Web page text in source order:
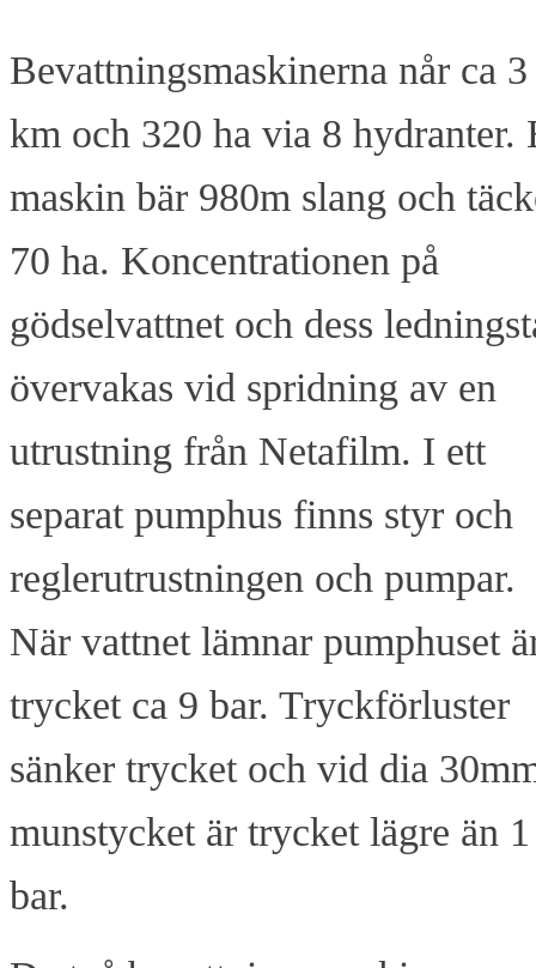
Bevattningsmaskinerna når ca 3
km och 320 ha via 8 hydranter.
maskin bär 980m slang och
70 ha. Koncentrationen på
gödselvattnet och dess
övervakas vid spridning av en
utrustning från Netafilm. I ett
separat pumphus finns styr och
reglerutrustningen och pumpar.
När vattnet lämnar pumphuset
trycket ca 9 bar. Tryckförluster
sänker trycket och vid dia
munstycket är trycket lägre än 1
bar.